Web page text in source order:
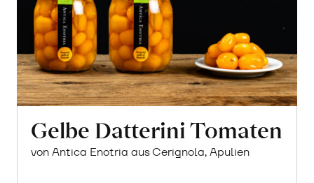
Gelbe Datterini Tomaten
von Antica Enotria aus Cerignola, Apulien